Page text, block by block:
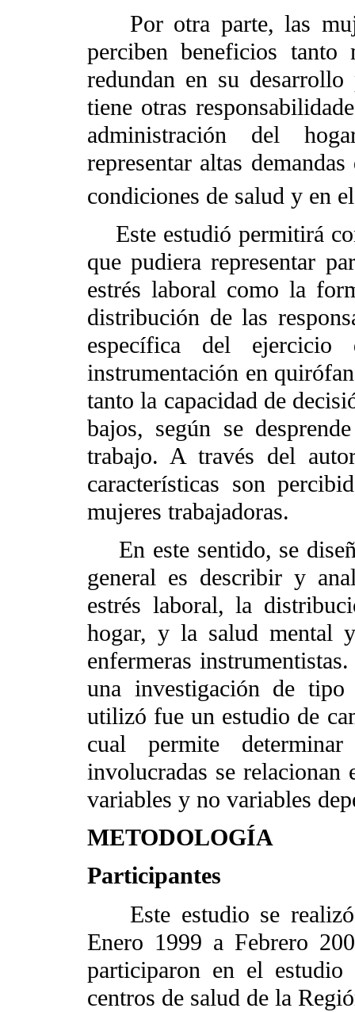
Por otra parte, las
perciben beneficios tanto
redundan en su
tiene otras
administración del
representar altas
condiciones de salud y en
Este estudió permitirá
que pudiera representar
estrés laboral como la
distribución de las
específica del
instrumentación en
tanto la capacidad de
bajos, según se
trabajo. A través del
características son
mujeres trabajadoras.
En este sentido, se
general es describir y
estrés laboral, la
hogar, y la salud mental
enfermeras
una investigación de
utilizó fue un estudio de
cual permite
involucradas se
variables y no variables
METODOLOGÍA
Participantes
Este estudio se realizó
Enero 1999 a Febrero
participaron en el estudio
centros de salud de la